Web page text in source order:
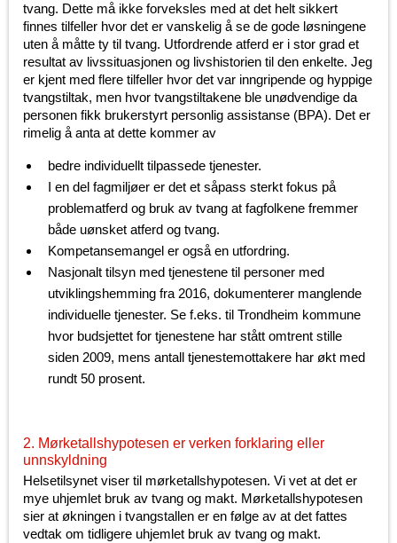
tvang. Dette må ikke forveksles med at det helt sikkert
finnes tilfeller hvor det er vanskelig å se de gode løsningene
uten å måtte ty til tvang. Utfordrende atferd er i stor grad et
resultat av livssituasjonen og livshistorien til den enkelte. Jeg
er kjent med flere tilfeller hvor det var inngripende og hyppige
tvangstiltak, men hvor tvangstiltakene ble unødvendige da
personen fikk brukerstyrt personlig assistanse (BPA). Det er
rimelig å anta at dette kommer av
bedre individuellt tilpassede tjenester.
I en del fagmiljøer er det et såpass sterkt fokus på
problematferd og bruk av tvang at fagfolkene fremmer
både uønsket atferd og tvang.
Kompetansemangel er også en utfordring.
Nasjonalt tilsyn med tjenestene til personer med
utviklingshemming fra 2016, dokumenterer manglende
individuelle tjenester. Se f.eks. til Trondheim kommune
hvor budsjettet for tjenestene har stått omtrent stille
siden 2009, mens antall tjenestemottakere har økt med
rundt 50 prosent.
2. Mørketallshypotesen er verken forklaring eller
unnskyldning
Helsetilsynet viser til mørketallshypotesen. Vi vet at det er
mye uhjemlet bruk av tvang og makt. Mørketallshypotesen
sier at økningen i tvangstallen er en følge av at det fattes
vedtak om tidligere uhjemlet bruk av tvang og makt.